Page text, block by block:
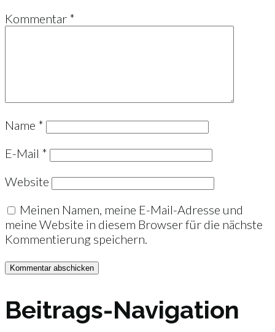
Kommentar *
Name *
E-Mail *
Website
Meinen Namen, meine E-Mail-Adresse und
meine Website in diesem Browser für die nächste
Kommentierung speichern.
Beitrags-Navigation